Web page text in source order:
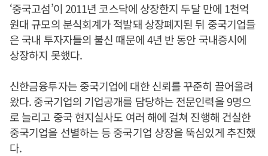
‘중국고섬’이 2011년 코스닥에 상장한지 두달 만에 1천억
원대 규모의 분식회계가 적발돼 상장폐지된 뒤 중국기업들
은 국내 투자자들의 불신 때문에 4년 반 동안 국내증시에
상장하지 못했다.
신한금융투자는 중국기업에 대한 신뢰를 꾸준히 끌어올려
왔다. 중국기업의 기업공개를 담당하는 전문인력을 9명으
로 늘리고 중국 현지실사도 여러 해에 걸쳐 진행해 건실한
중국기업을 선별하는 등 중국기업 상장을 뚝심있게 추진했
다.